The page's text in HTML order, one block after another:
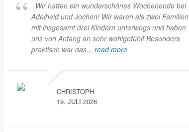
Wir hatten ein wunderschönes Wochenende bei
Adelheid und Jochen! Wir waren als zwei Familien
mit insgesamt drei Kindern unterwegs und haben
uns von Anfang an sehr wohlgefühlt.Besonders
praktisch war das... read more
CHRISTOPH
19. JULI 2026